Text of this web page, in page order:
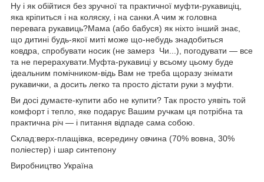
Ну і як обійтися без зручної та практичної муфти-рукавиціц,
яка кріпиться і на коляску, і на санки.А чим ж головна
перевага рукавиць?Мама (або бабуся) як ніхто інший знає,
що дитині будь-якої миті може що-небудь знадобиться
ковдра, спробувати носик (не замерз Чи...), погодувати — все
та не перерахувати.Муфта-рукавиці у всьому цьому буде
ідеальним помічником-відь Вам не треба щоразу знімати
рукавички, а досить легко та просто дістати руки з муфти.
Ви досі думаєте-купити або не купити? Так просто уявіть той
комфорт і тепло, яке подарує Вашим ручкам ця потрібна та
практична річ — і питання відпаде сама собою.
Склад:верх-плащівка, всередину овчина (70% вовна, 30%
поліестер) і шар синтепону
Виробництво Україна